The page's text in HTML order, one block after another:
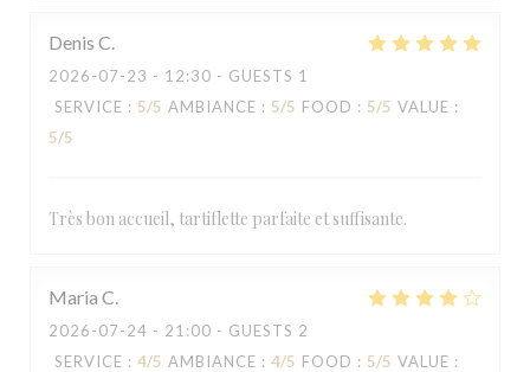
Denis C
2026-07-23 - 12:30 - GUESTS 1
SERVICE : 5/5 AMBIANCE : 5/5 FOOD : 5/5 VALUE :
5/5
Très bon accueil, tartiflette parfaite et suffisante.
Maria C
2026-07-24 - 21:00 - GUESTS 2
SERVICE : 4/5 AMBIANCE : 4/5 FOOD : 5/5 VALUE :